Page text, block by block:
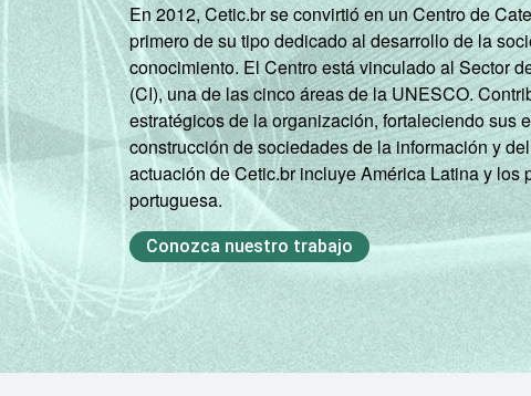
En 2012, Cetic.br se convirtió en un Centro de
primero de su tipo dedicado al desarrollo de la
conocimiento. El Centro está vinculado al Sector
(CI), una de las cinco áreas de la UNESCO.
estratégicos de la organización, fortaleciendo sus
construcción de sociedades de la información y
actuación de Cetic.br incluye América Latina y los
portuguesa.
Conozca nuestro trabajo